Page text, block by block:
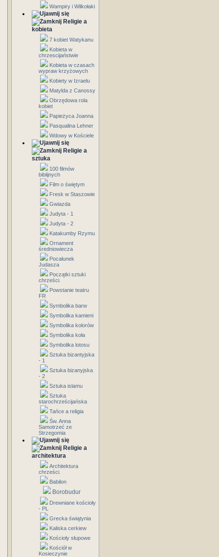
Wampiry i Wilkołaki
Religie a
kobieta
7 kobiet Watykanu
Kobieta w
chrzescijaństwie
Kobieta w czasach
wypraw krzyżowych
Kobiety w Izraelu
Matylda z Canossy
Obrzędowa rola
kobiet
Papieżyca Joanna
Pasqualina Lehner
Wdowy w Kościele
Religie a
sztuka
100 filmów
biblijnych
Film o świętym
Fresk w Staszowie
Gwiazda
Judyta - 1
Judyta - 2
Katakumby Rzymu
Ornament
średniowiecza
Pocałunek
Judasza
Początki sztuki
chrześci.
Powstanie teatru
FR
Symbolika barw
Symbolika kamieni
Symbolika kolorów
Symbolika koła
Symbolika lotosu
Sztuka bizantyjska
- 1
Sztuka bizanyjska
- 2
Sztuka islamu
Sztuka
starochrześcijańska
Tańce a religia
Św. Anna
Samotrzeć ze
Strzegomia
Religie a
architektura
Architektura
chrześci.
Babilon
Borobudur
Drewniane kościoły
- PL
Grecka świątynia
Kaliska cerkiew
Kościoły słupowe
Kościół w
Kosieczynie